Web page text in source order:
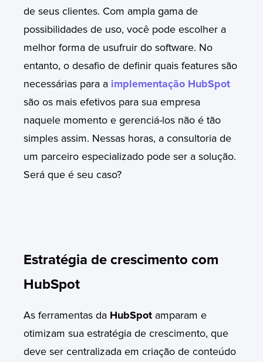
de seus clientes. Com ampla gama de
possibilidades de uso, você pode escolher a
melhor forma de usufruir do software. No
entanto, o desafio de definir quais features são
necessárias para a implementação HubSpot
são os mais efetivos para sua empresa
naquele momento e gerenciá-los não é tão
simples assim. Nessas horas, a consultoria de
um parceiro especializado pode ser a solução.
Será que é seu caso?
Estratégia de crescimento com
HubSpot
As ferramentas da HubSpot amparam e
otimizam sua estratégia de crescimento, que
deve ser centralizada em criação de conteúdo